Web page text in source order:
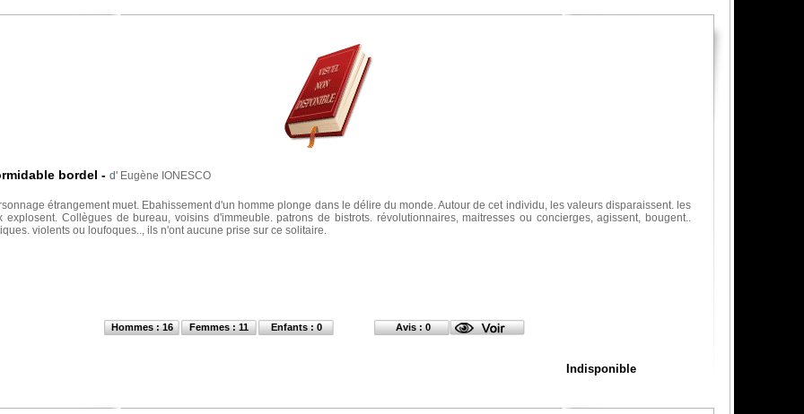
bordel -d' Eugène IONESCO
étrangement muet. Ebahissement d'un homme plonge dans le délire du monde. Autour de cet individu, les valeurs disparaissent. les
explosent. Collègues de bureau, voisins d'immeuble. patrons de bistrots. révolutionnaires, maitresses ou concierges, agissent, bougent..
violents ou loufoques.., ils n'ont aucune prise sur ce solitaire.
Hommes : 16 Femmes : 11 Enfants : 0 Avis : 0
Indisponible